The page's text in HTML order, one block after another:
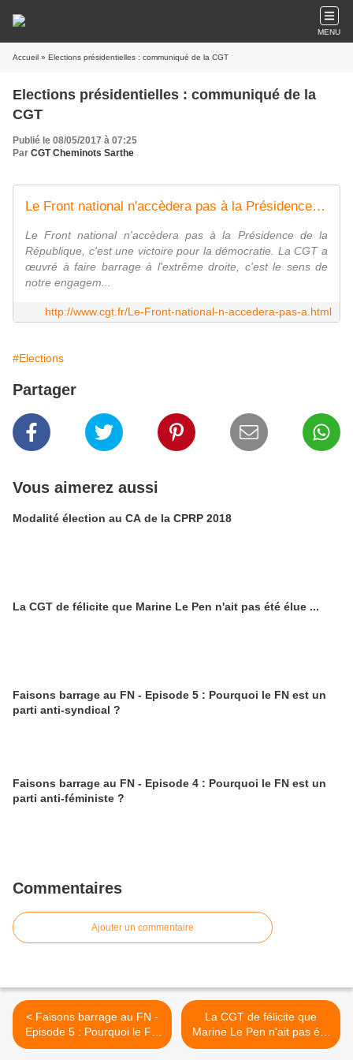
MENU
Accueil » Elections présidentielles : communiqué de la CGT
Elections présidentielles : communiqué de la
CGT
Publié le 08/05/2017 à 07:25
Par CGT Cheminots Sarthe
Le Front national n'accèdera pas à la Présidence de la République
Le Front national n'accèdera pas à la Présidence de la
République, c'est une victoire pour la démocratie. La CGT a
œuvré à faire barrage à l'extrême droite, c'est le sens de
notre engagem...
http://www.cgt.fr/Le-Front-national-n-accedera-pas-a.html
#Elections
Partager
Vous aimerez aussi
Modalité élection au CA de la CPRP 2018
La CGT de félicite que Marine Le Pen n'ait pas été élue ...
Faisons barrage au FN - Episode 5 : Pourquoi le FN est un
parti anti-syndical ?
Faisons barrage au FN - Episode 4 : Pourquoi le FN est un
parti anti-féministe ?
Commentaires
Ajouter un commentaire
< Faisons barrage au FN -
Episode 5 : Pourquoi le FN
est un parti anti-syndical ?
La CGT de félicite que
Marine Le Pen n'ait pas été
élue ... >